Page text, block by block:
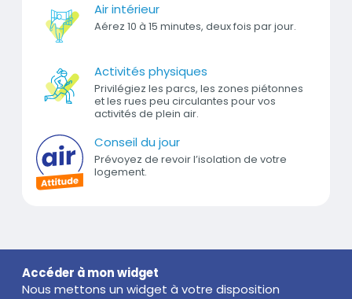
Air intérieur
Aérez 10 à 15 minutes, deux fois par jour.
Activités physiques
Privilégiez les parcs, les zones piétonnes
et les rues peu circulantes pour vos
activités de plein air.
Conseil du jour
Prévoyez de revoir l’isolation de votre
logement.
Titre
Accéder à mon widget
Texte
Nous mettons un widget à votre disposition